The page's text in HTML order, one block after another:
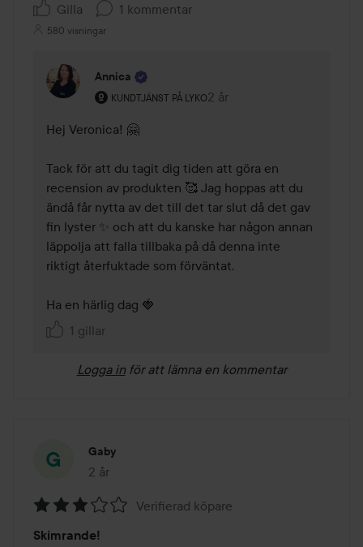
Gilla 1 kommentar
580 visningar
Annica
KUNDTJÄNST PÅ LYKO
Användarens roll: Kundtjänst på Lyko.
2 år
Kommentaren lades 2 år
Hej Veronica! 🤗
Tack för att du tagit dig tiden att göra en
recension av produkten 🥰 Jag hoppas att du
ändå får nytta av det till det tar slut då det gav
fin lyster ✨ och att du kanske har någon annan
läppolja att falla tillbaka på då denna inte
riktigt återfuktade som förväntat.
Ha en härlig dag 🍓
1 gillar
Logga in för att lämna en kommentar
Gaby
2 år
Inlägget skapades 2 år
3
Verifierad köpare
Skimrande!